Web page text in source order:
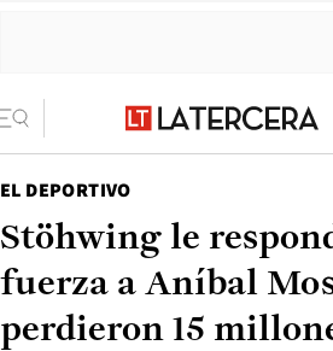
EL DEPORTIVO
Stöhwing le
fuerza a Aníbal
perdieron 15